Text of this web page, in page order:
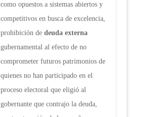
como opuestos a sistemas abiertos y
competitivos en busca de excelencia,
prohibición de deuda externa
gubernamental al efecto de no
comprometer futuros patrimonios de
quienes no han participado en el
proceso electoral que eligió al
gobernante que contrajo la deuda,